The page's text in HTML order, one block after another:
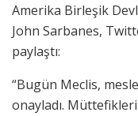
Amerika Birleşik
John Sarbanes,
paylaştı:
“Bugün Meclis,
onayladı.